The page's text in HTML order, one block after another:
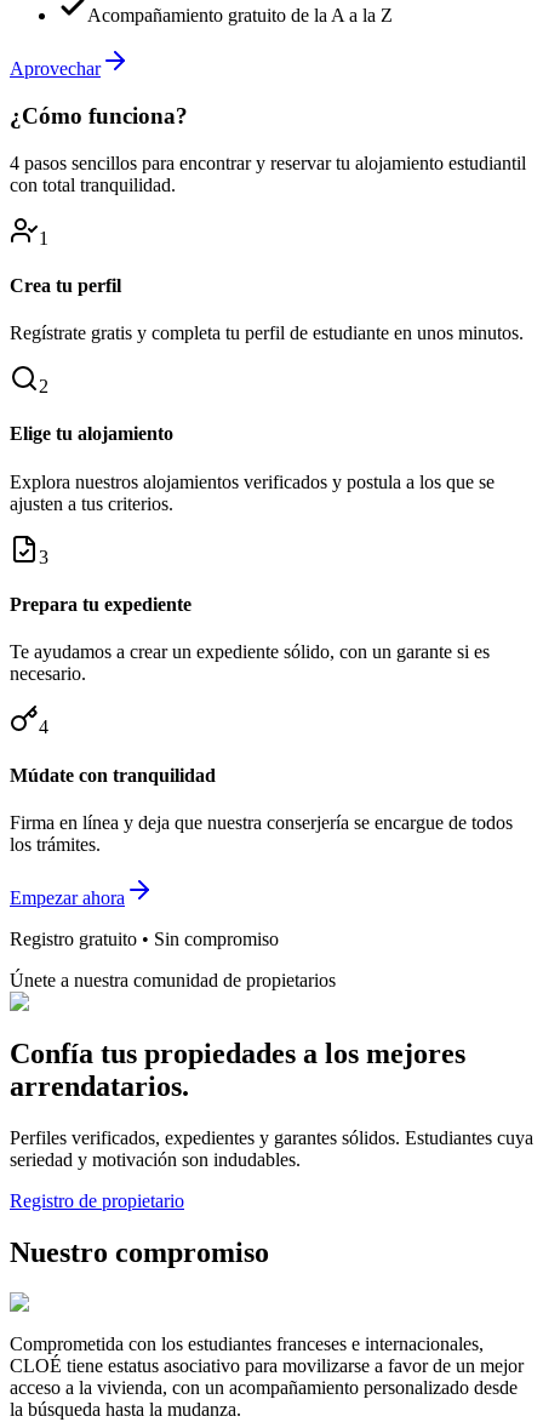
Acompañamiento gratuito de la A a la Z
Aprovechar
¿Cómo funciona?
4 pasos sencillos para encontrar y reservar tu alojamiento estudiantil
con total tranquilidad.
1
Crea tu perfil
Regístrate gratis y completa tu perfil de estudiante en unos minutos.
2
Elige tu alojamiento
Explora nuestros alojamientos verificados y postula a los que se
ajusten a tus criterios.
3
Prepara tu expediente
Te ayudamos a crear un expediente sólido, con un garante si es
necesario.
4
Múdate con tranquilidad
Firma en línea y deja que nuestra conserjería se encargue de todos
los trámites.
Empezar ahora
Registro gratuito • Sin compromiso
Únete a nuestra comunidad de propietarios
Confía tus propiedades a los mejores
arrendatarios.
Perfiles verificados, expedientes y garantes sólidos. Estudiantes cuya
seriedad y motivación son indudables.
Registro de propietario
Nuestro compromiso
Comprometida con los estudiantes franceses e internacionales,
CLOÉ tiene estatus asociativo para movilizarse a favor de un mejor
acceso a la vivienda, con un acompañamiento personalizado desde
la búsqueda hasta la mudanza.